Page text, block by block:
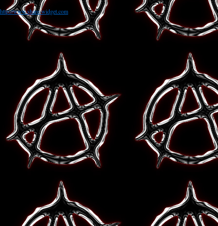
http://www.share-widget.com